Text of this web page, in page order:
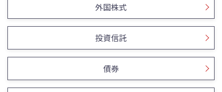
外国株式
投資信託
債券